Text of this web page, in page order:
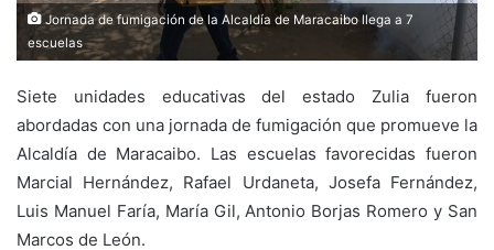
Jornada de fumigación de la Alcaldía de Maracaibo llega a 7
escuelas
Siete unidades educativas del estado Zulia fueron
abordadas con una jornada de fumigación que promueve la
Alcaldía de Maracaibo. Las escuelas favorecidas fueron
Marcial Hernández, Rafael Urdaneta, Josefa Fernández,
Luis Manuel Faría, María Gil, Antonio Borjas Romero y San
Marcos de León.